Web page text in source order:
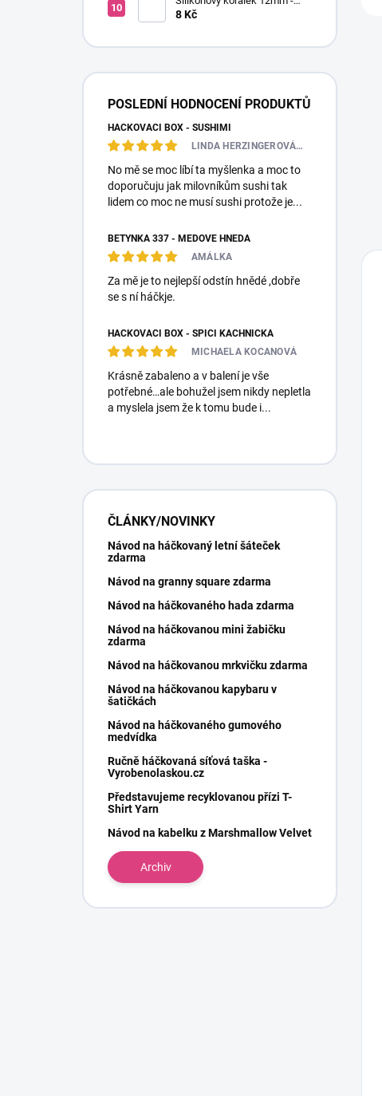
Kulatý
8 Kč
POSLEDNÍ HODNOCENÍ PRODUKTŮ
HÁČKOVACÍ BOX - SUSHIMI
LINDA HERZINGEROVÁ❤️🎀💋
No mě se moc líbí ta myšlenka a moc to
doporučuju jak milovníkům sushi tak
lidem co moc ne musí sushi protože je...
BETYNKA 337 - MEDOVĚ HNĚDÁ
AMÁLKA
Za mě je to nejlepší odstín hnědé ,dobře
se s ní háčkje.
HÁČKOVACÍ BOX - SPÍCÍ KACHNIČKA
MICHAELA KOCANOVÁ
Krásně zabaleno a v balení je vše
potřebné…ale bohužel jsem nikdy nepletla
a myslela jsem že k tomu bude i...
ČLÁNKY/NOVINKY
Návod na háčkovaný letní šáteček
zdarma
Návod na granny square zdarma
Návod na háčkovaného hada zdarma
Návod na háčkovanou mini žabičku
zdarma
Návod na háčkovanou mrkvičku zdarma
Návod na háčkovanou kapybaru v
šatičkách
Návod na háčkovaného gumového
medvídka
Ručně háčkovaná síťová taška -
Vyrobenolaskou.cz
Představujeme recyklovanou přízi T-
Shirt Yarn
Návod na kabelku z Marshmallow Velvet
Archiv